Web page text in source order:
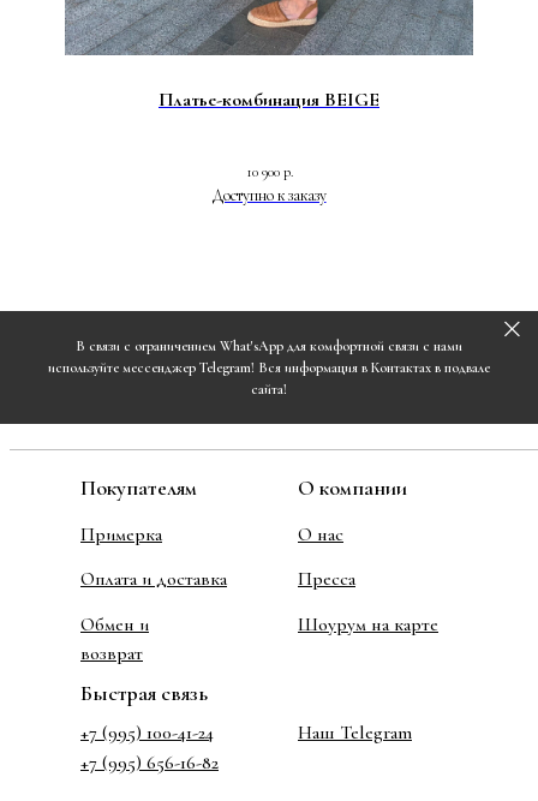
Платье-комбинация BEIGE
10 900 р.
В связи с ограничением What'sApp для комфортной связи с нами
используйте мессенджер Telegram! Вся информация в Контактах в подвале
сайта!
Примерка
О нас
Оплата и доставка
Обмен и
возврат
Покупателям О компании
Пресса
Шоурум на карте
Быстрая связь
+7 (995) 100-41-24 Наш Telegram
+7 (995) 656-16-82